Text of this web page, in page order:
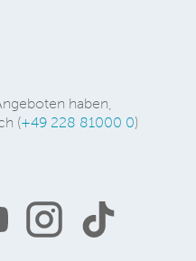
haben,
(+49 228 81000 0)